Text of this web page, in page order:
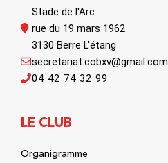
Stade de l'Arc
rue du 19 mars 1962
3130 Berre L'étang
04 42 74 32 99
secretariat.cobxv@gmail.com
LE CLUB
Organigramme